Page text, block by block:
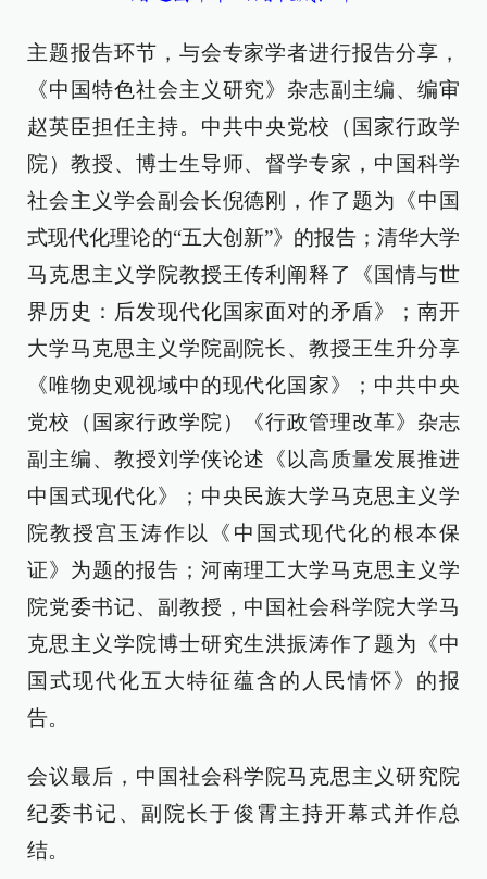
主题报告环节，与会专家学者进行报告分享，
《中国特色社会主义研究》杂志副主编、编审
赵英臣担任主持。中共中央党校（国家行政学
院）教授、博士生导师、督学专家，中国科学
社会主义学会副会长倪德刚，作了题为《中国
式现代化理论的“五大创新”》的报告；清华大学
马克思主义学院教授王传利阐释了《国情与世
界历史：后发现代化国家面对的矛盾》；南开
大学马克思主义学院副院长、教授王生升分享
《唯物史观视域中的现代化国家》；中共中央
党校（国家行政学院）《行政管理改革》杂志
副主编、教授刘学侠论述《以高质量发展推进
中国式现代化》；中央民族大学马克思主义学
院教授宫玉涛作以《中国式现代化的根本保
证》为题的报告；河南理工大学马克思主义学
院党委书记、副教授，中国社会科学院大学马
克思主义学院博士研究生洪振涛作了题为《中
国式现代化五大特征蕴含的人民情怀》的报
告。
会议最后，中国社会科学院马克思主义研究院
纪委书记、副院长于俊霄主持开幕式并作总
结。